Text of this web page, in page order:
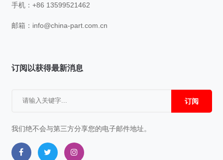
手机：+86 13599521462
邮箱： info@china-part.com.cn
订阅以获得最新消息
订阅
我们绝不会与第三方分享您的电子邮件地址。